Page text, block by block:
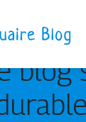
blog